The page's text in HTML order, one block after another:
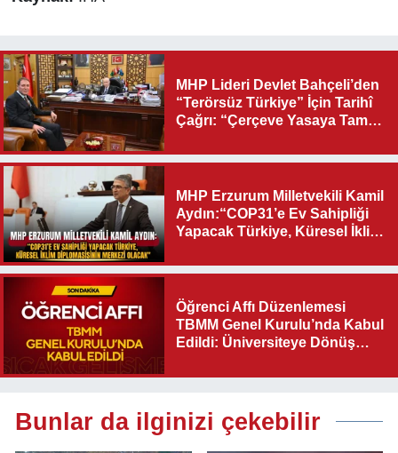
MHP Lideri Devlet Bahçeli’den
“Terörsüz Türkiye” İçin Tarihî
Çağrı: “Çerçeve Yasaya Tam
MHP Erzurum Milletvekili Kamil
Aydın:“COP31’e Ev Sahipliği
Yapacak Türkiye, Küresel İklim
Olacak"
Öğrenci Affı Düzenlemesi
TBMM Genel Kurulu’nda Kabul
Edildi: Üniversiteye Dönüş
Bunlar da ilginizi çekebilir